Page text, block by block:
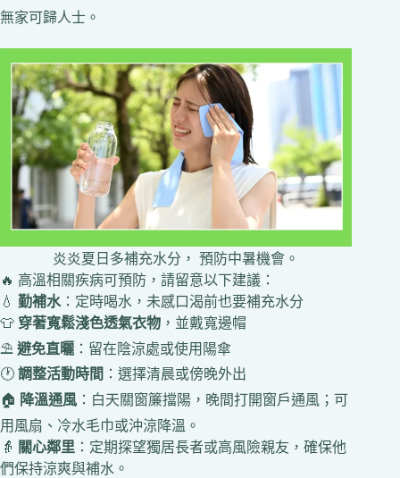
無家可歸人士。
炎炎夏日多補充水分， 預防中暑機會。
🔥 高溫相關疾病可預防，請留意以下建議：
💧 勤補水：定時喝水，未感口渴前也要補充水分
👕 穿著寬鬆淺色透氣衣物 ，並戴寬邊帽
⛱️ 避免直曬 ：留在陰涼處或使用陽傘
🕐 調整活動時間 ：選擇清晨或傍晚外出
🏠 降溫通風 ：白天關窗簾擋陽，晚間打開窗戶通風；可
用風扇、冷水毛巾或沖涼降溫。
👵 關心鄰里 ：定期探望獨居長者或高風險親友，確保他
們保持涼爽與補水。